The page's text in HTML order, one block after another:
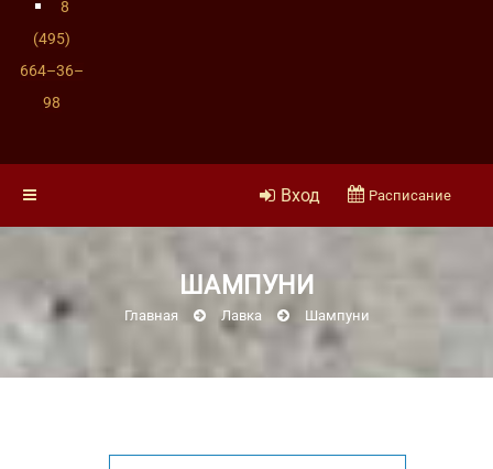
8
(495)
664–36–
98
Вход Расписание
ШАМПУНИ
Главная Лавка Шампуни